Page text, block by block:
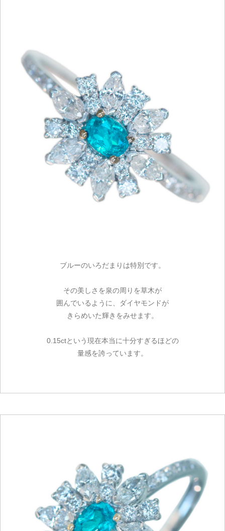
ブルーのいろだまりは特別です。
その美しさを泉の周りを草木が
囲んでいるように、ダイヤモンドが
きらめいた輝きをみせます。
0.15ctという現在本当に十分すぎるほどの
量感を誇っています。